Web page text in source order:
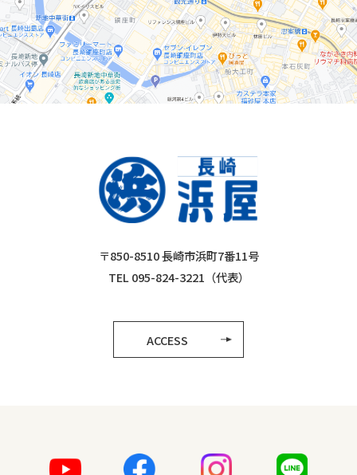
〒850-8510 長崎市浜町7番11号
TEL 095-824-3221（代表）
ACCESS